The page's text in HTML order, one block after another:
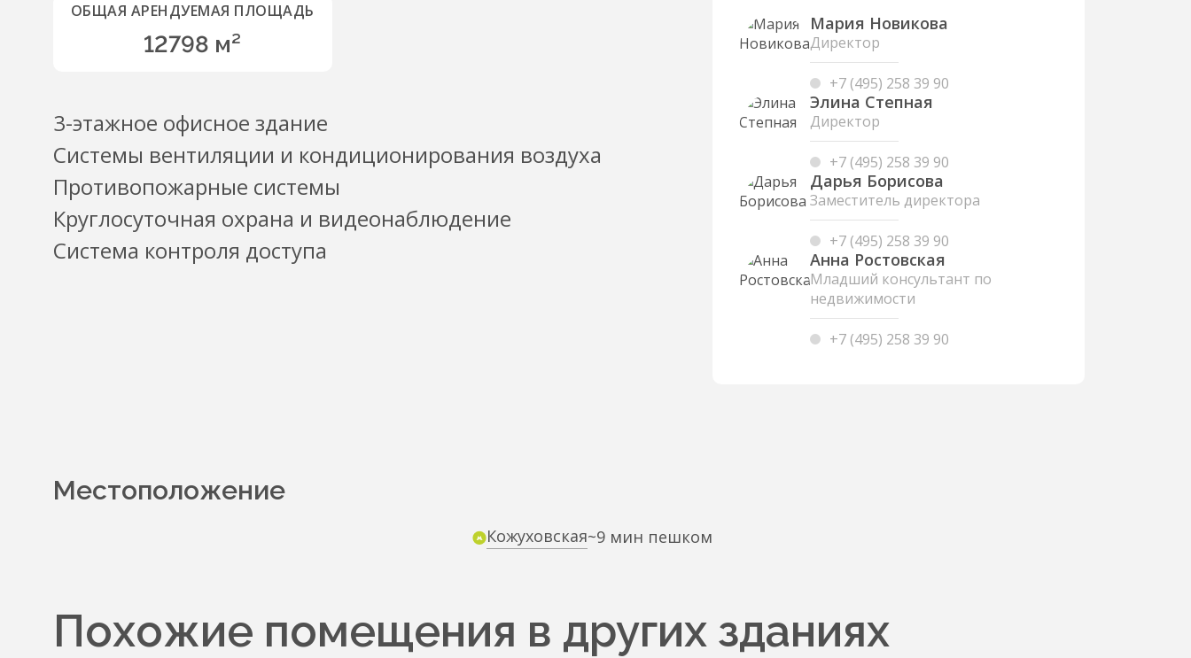
ОБЩАЯ АРЕНДУЕМАЯ ПЛОЩАДЬ
12798 м²
3-этажное офисное здание
Системы вентиляции и кондиционирования воздуха
Противопожарные системы
Круглосуточная охрана и видеонаблюдение
Система контроля доступа
Мария Новикова
Директор
+7 (495) 258 39 90
Элина Степная
Директор
+7 (495) 258 39 90
Дарья Борисова
Заместитель директора
+7 (495) 258 39 90
Анна Ростовская
Младший консультант по
недвижимости
+7 (495) 258 39 90
Местоположение
Кожуховская~9 мин пешком
Похожие помещения в других зданиях